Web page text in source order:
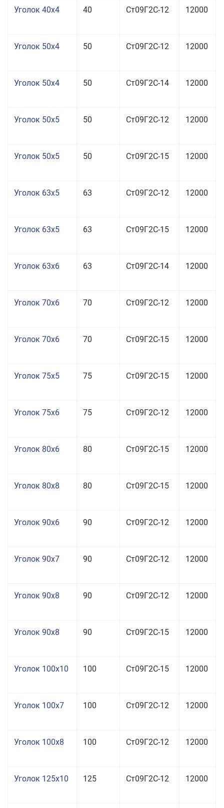
Уголок 40x4 40 Ст09Г2С-12 12000
Уголок 50x4 50 Ст09Г2С-12 12000
Уголок 50x4 50 Ст09Г2С-14 12000
Уголок 50x5 50 Ст09Г2С-12 12000
Уголок 50x5 50 Ст09Г2С-15 12000
Уголок 63x5 63 Ст09Г2С-12 12000
Уголок 63x5 63 Ст09Г2С-15 12000
Уголок 63x6 63 Ст09Г2С-14 12000
Уголок 70x6 70 Ст09Г2С-12 12000
Уголок 70x6 70 Ст09Г2С-15 12000
Уголок 75x5 75 Ст09Г2С-15 12000
Уголок 75x6 75 Ст09Г2С-12 12000
Уголок 80x6 80 Ст09Г2С-15 12000
Уголок 80x8 80 Ст09Г2С-15 12000
Уголок 90x6 90 Ст09Г2С-12 12000
Уголок 90x7 90 Ст09Г2С-12 12000
Уголок 90x8 90 Ст09Г2С-12 12000
Уголок 90x8 90 Ст09Г2С-15 12000
Уголок 100x10 100 Ст09Г2С-15 12000
Уголок 100x7 100 Ст09Г2С-12 12000
Уголок 100x8 100 Ст09Г2С-12 12000
Уголок 125x10 125 Ст09Г2С-12 12000